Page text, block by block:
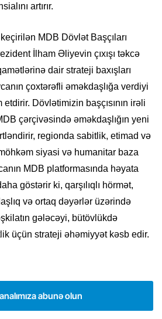
artırır.
MDB Dövlət Başçıları
İlham Əliyevin çıxışı təkcə
dair strateji baxışları
çoxtərəfli əməkdaşlığa verdiyi
Dövlətimizin başçısının irəli
çərçivəsində əməkdaşlığın yeni
regionda sabitlik, etimad və
siyasi və humanitar baza
MDB platformasında həyata
göstərir ki, qarşılıqlı hörmət,
və ortaq dəyərlər üzərində
gələcəyi, bütövlükdə
üçün strateji əhəmiyyət kəsb edir.
abunə olun